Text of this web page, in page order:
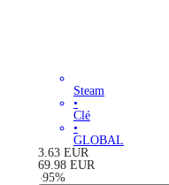
Steam
•
Clé
•
GLOBAL
3.63 EUR
69.98 EUR
-95%